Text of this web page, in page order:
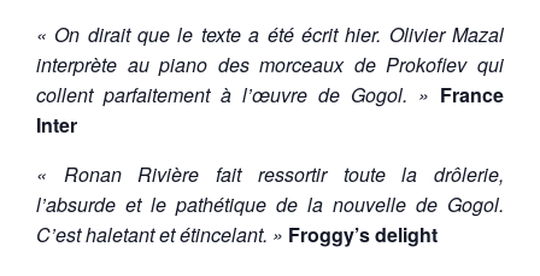
« On dirait que le texte a été écrit hier. Olivier Mazal
interprète au piano des morceaux de Prokofiev qui
collent parfaitement à l’œuvre de Gogol. » France
Inter
« Ronan Rivière fait ressortir toute la drôlerie,
l’absurde et le pathétique de la nouvelle de Gogol.
C’est haletant et étincelant. » Froggy’s delight